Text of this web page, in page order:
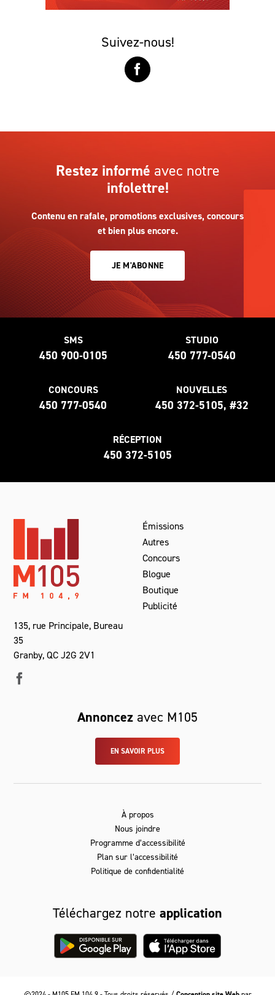
Suivez-nous!
Restez informé avec notre
infolettre!
Contenu en rafale, promotions exclusives, concours
et bien plus encore.
JE M'ABONNE
SMS
450 900-0105
STUDIO
450 777-0540
CONCOURS
450 777-0540
NOUVELLES
450 372-5105, #32
RÉCEPTION
450 372-5105
135, rue Principale, Bureau
35
Granby, QC J2G 2V1
Émissions
Autres
Concours
Blogue
Boutique
Publicité
Annoncez avec M105
EN SAVOIR PLUS
À propos
Nous joindre
Programme d’accessibilité
Plan sur l’accessibilité
Politique de confidentialité
Téléchargez notre application